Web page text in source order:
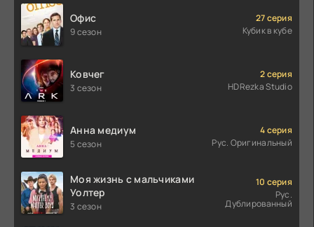
Офис
9 сезон
27 серия
Кубик в кубе
Ковчег
3 сезон
2 серия
HDRezka Studio
Анна медиум
5 сезон
4 серия
Рус. Оригинальный
Моя жизнь с мальчиками
Уолтер
3 сезон
10 серия
Рус.
Дублированный